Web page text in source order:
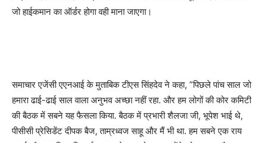
जो हाईकमान का ऑर्डर होगा वही माना जाएगा।
समाचार एजेंसी एएनआई के मुताबिक टीएस सिंहदेव ने कहा, ”पिछले पांच साल जो
हमारा ढाई-ढाई साल वाला अनुभव अच्छा नहीं रहा. और हम लोगों की कोर कमिटी
की बैठक में सबने यह फैसला किया. बैठक में प्रभारी शैलजा जी, भूपेश भाई थे,
पीसीसी प्रेसिडेंट दीपक बैज, ताम्रध्वज साहू और मैं भी था. हम सबने एक राय